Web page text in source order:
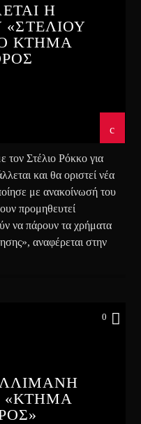
Η
ΚΤΗΜΑ
τον Στέλιο Ρόκκο για
και θα οριστεί νέα
με ανακοίνωσή του
προμηθευτεί
να πάρουν τα χρήματα
αναφέρεται στην
0
«ΚΤΗΜΑ